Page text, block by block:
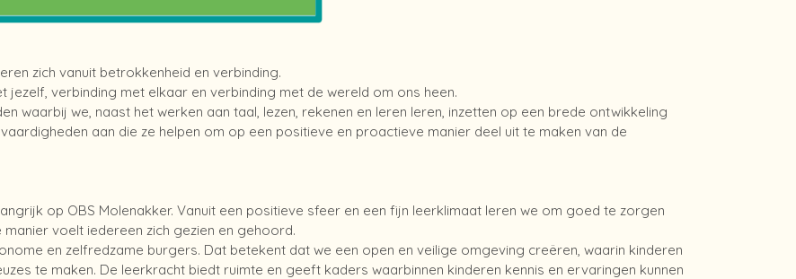
zich vanuit betrokkenheid en verbinding.
verbinding met elkaar en verbinding met de wereld om ons heen.
waarbij we, naast het werken aan taal, lezen, rekenen en leren leren, inzetten op een brede ontwikkeling
aan die ze helpen om op een positieve en proactieve manier deel uit te maken van de
op OBS Molenakker. Vanuit een positieve sfeer en een fijn leerklimaat leren we om goed te zorgen
voelt iedereen zich gezien en gehoord.
en zelfredzame burgers. Dat betekent dat we een open en veilige omgeving creëren, waarin kinderen
te maken. De leerkracht biedt ruimte en geeft kaders waarbinnen kinderen kennis en ervaringen kunnen